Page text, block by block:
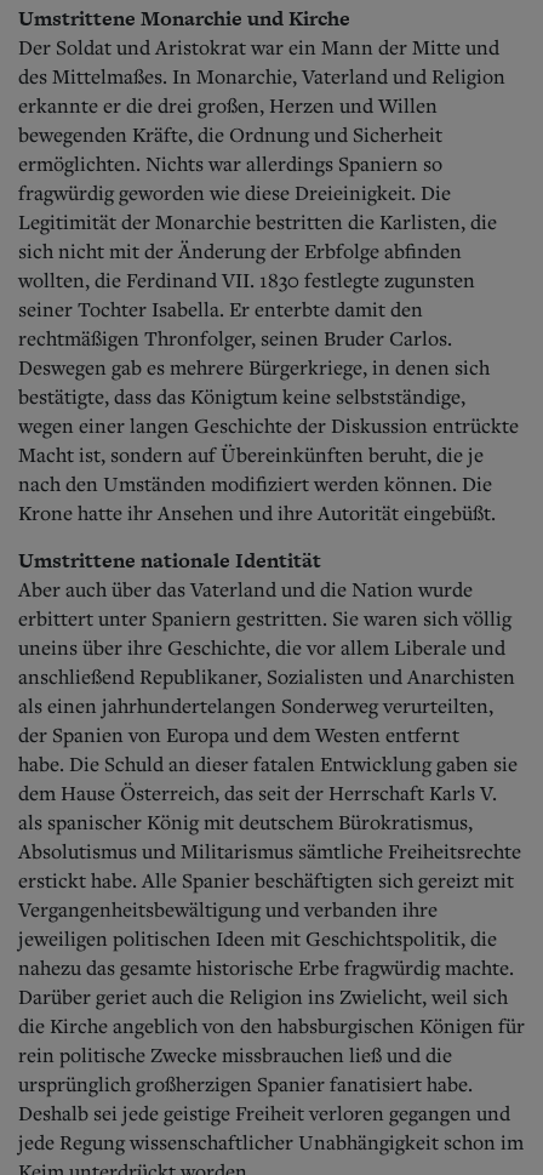
Umstrittene Monarchie und Kirche
Der Soldat und Aristokrat war ein Mann der Mitte und
des Mittelmaßes. In Monarchie, Vaterland und Religion
erkannte er die drei großen, Herzen und Willen
bewegenden Kräfte, die Ordnung und Sicherheit
ermöglichten. Nichts war allerdings Spaniern so
fragwürdig geworden wie diese Dreieinigkeit. Die
Legitimität der Monarchie bestritten die Karlisten, die
sich nicht mit der Änderung der Erbfolge abfinden
wollten, die Ferdinand VII. 1830 festlegte zugunsten
seiner Tochter Isabella. Er enterbte damit den
rechtmäßigen Thronfolger, seinen Bruder Carlos.
Deswegen gab es mehrere Bürgerkriege, in denen sich
bestätigte, dass das Königtum keine selbstständige,
wegen einer langen Geschichte der Diskussion entrückte
Macht ist, sondern auf Übereinkünften beruht, die je
nach den Umständen modifiziert werden können. Die
Krone hatte ihr Ansehen und ihre Autorität eingebüßt.
Umstrittene nationale Identität
Aber auch über das Vaterland und die Nation wurde
erbittert unter Spaniern gestritten. Sie waren sich völlig
uneins über ihre Geschichte, die vor allem Liberale und
anschließend Republikaner, Sozialisten und Anarchisten
als einen jahrhundertelangen Sonderweg verurteilten,
der Spanien von Europa und dem Westen entfernt
habe. Die Schuld an dieser fatalen Entwicklung gaben sie
dem Hause Österreich, das seit der Herrschaft Karls V.
als spanischer König mit deutschem Bürokratismus,
Absolutismus und Militarismus sämtliche Freiheitsrechte
erstickt habe. Alle Spanier beschäftigten sich gereizt mit
Vergangenheitsbewältigung und verbanden ihre
jeweiligen politischen Ideen mit Geschichtspolitik, die
nahezu das gesamte historische Erbe fragwürdig machte.
Darüber geriet auch die Religion ins Zwielicht, weil sich
die Kirche angeblich von den habsburgischen Königen für
rein politische Zwecke missbrauchen ließ und die
ursprünglich großherzigen Spanier fanatisiert habe.
Deshalb sei jede geistige Freiheit verloren gegangen und
jede Regung wissenschaftlicher Unabhängigkeit schon im